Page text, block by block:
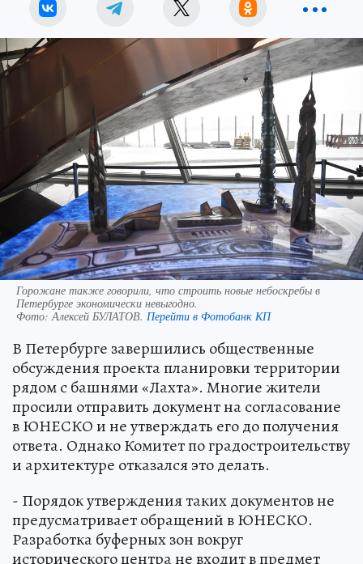
Горожане также говорили, что строить новые небоскребы в
Петербурге экономически невыгодно.
Фото:Алексей БУЛАТОВ. Перейти в Фотобанк КП
В Петербурге завершились общественные
обсуждения проекта планировки территории
рядом с башнями «Лахта». Многие жители
просили отправить документ на согласование
в ЮНЕСКО и не утверждать его до получения
ответа. Однако Комитет по градостроительству
и архитектуре отказался это делать.
- Порядок утверждения таких документов не
предусматривает обращений в ЮНЕСКО.
Разработка буферных зон вокруг
исторического центра не входит в предмет